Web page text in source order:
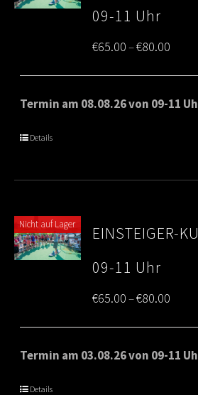
09-11 Uhr
€65.00–€80.00
Termin am 08.08.26 von 09-11
Details
Nicht auf Lager
EINSTEIGER-
09-11 Uhr
€65.00–€80.00
Termin am 03.08.26 von 09-11
Details